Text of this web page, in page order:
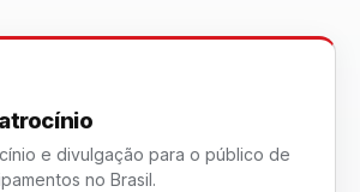
e divulgação para o público de
no Brasil.